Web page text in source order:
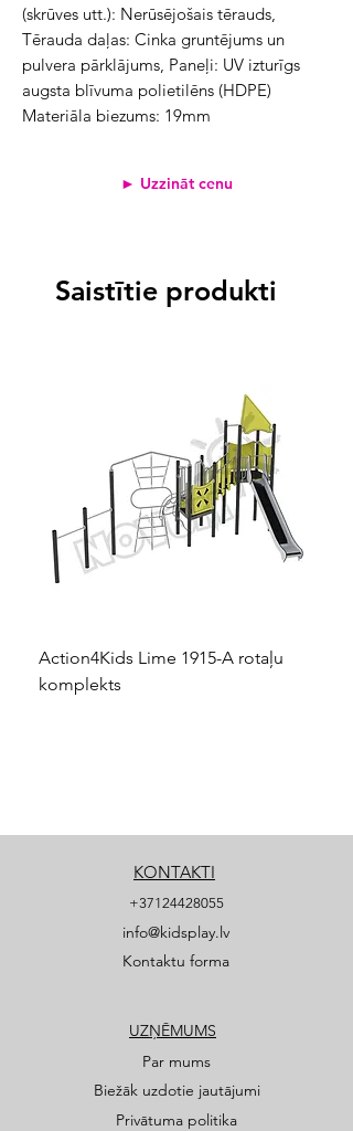
(skrūves utt.): Nerūsējošais tērauds,
Tērauda daļas: Cinka gruntējums un
pulvera pārklājums, Paneļi: UV izturīgs
augsta blīvuma polietilēns (HDPE)
Materiāla biezums: 19mm
► Uzzināt cenu
Saistītie produkti
Action4Kids Lime 1915-A rotaļu
komplekts
KONTAKTI
+37124428055
info@kidsplay.lv
Kontaktu forma
UZŅĒMUMS
Par mums
Biežāk uzdotie jautājumi
Privātuma politika